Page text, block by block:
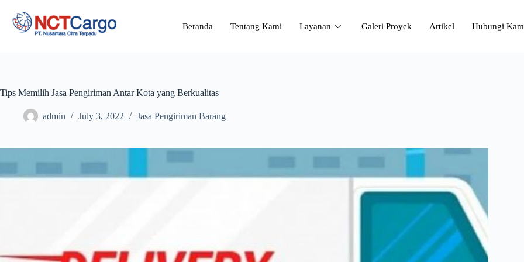
Beranda Tentang Kami Layanan Galeri Proyek Artikel Hubungi
Tips Memilih Jasa Pengiriman Antar Kota yang Berkualitas
admin July 3, 2022 Jasa Pengiriman Barang